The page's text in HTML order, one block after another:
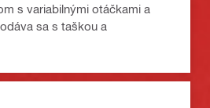
s variabilnými otáčkami a
sa s taškou a